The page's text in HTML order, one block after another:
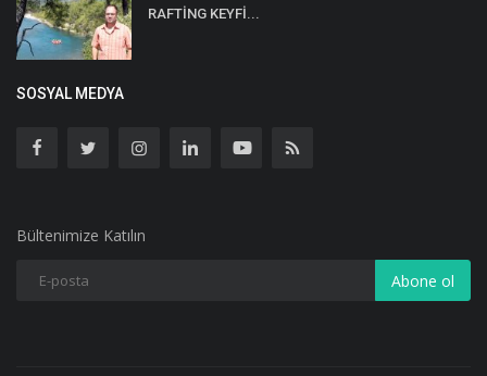
RAFTİNG KEYFİ...
SOSYAL MEDYA
Bültenimize Katılın
Abone ol